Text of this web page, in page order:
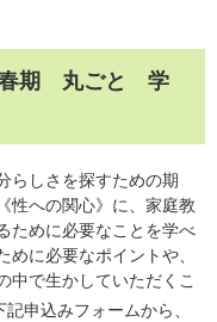
春期 丸ごと 学
らしさを探すための期
性への関心》に、家庭教
ために必要なことを学べ
に必要なポイントや、
中で生かしていただくこ
記申込みフォームから、